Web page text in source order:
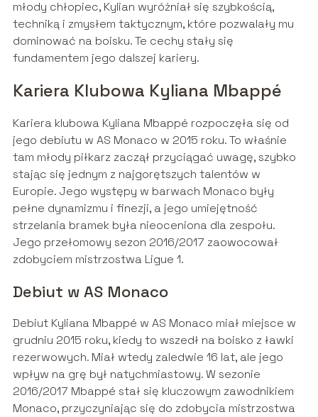
młody chłopiec, Kylian wyróżniał się szybkością,
techniką i zmysłem taktycznym, które pozwalały mu
dominować na boisku. Te cechy stały się
fundamentem jego dalszej kariery.
Kariera Klubowa Kyliana Mbappé
Kariera klubowa Kyliana Mbappé rozpoczęła się od
jego debiutu w AS Monaco w 2015 roku. To właśnie
tam młody piłkarz zaczął przyciągać uwagę, szybko
stając się jednym z najgorętszych talentów w
Europie. Jego występy w barwach Monaco były
pełne dynamizmu i finezji, a jego umiejętność
strzelania bramek była nieoceniona dla zespołu.
Jego przełomowy sezon 2016/2017 zaowocował
zdobyciem mistrzostwa Ligue 1.
Debiut w AS Monaco
Debiut Kyliana Mbappé w AS Monaco miał miejsce w
grudniu 2015 roku, kiedy to wszedł na boisko z ławki
rezerwowych. Miał wtedy zaledwie 16 lat, ale jego
wpływ na grę był natychmiastowy. W sezonie
2016/2017 Mbappé stał się kluczowym zawodnikiem
Monaco, przyczyniając się do zdobycia mistrzostwa